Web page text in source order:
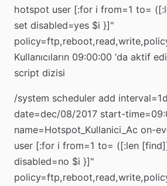
hotspot user [:for i from=1 to=
set disabled=yes $i }]"
Kullanıcıların 09:00:00 ‘da aktif
script dizisi
/system scheduler add
date=dec/08/2017 start-
name=Hotspot_Kullanici_Ac on-
user [:for i from=1 to= ([:len
disabled=no $i }]"